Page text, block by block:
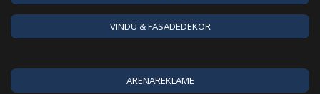
VINDU & FASADEDEKOR
ARENAREKLAME